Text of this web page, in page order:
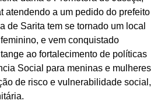
atendendo a um pedido do prefeito
de Sarita tem se tornado um local
e vem conquistado
ao fortalecimento de políticas
Social para meninas e mulheres
de risco e vulnerabilidade social,